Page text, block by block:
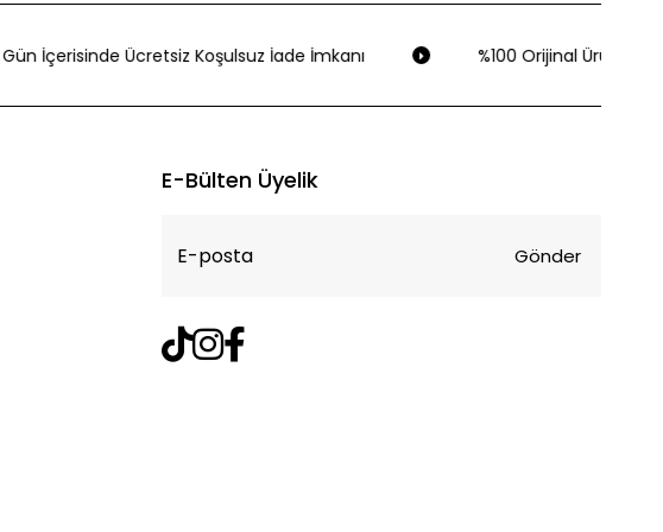
Gün İçerisinde Ücretsiz Koşulsuz İade İmkanı %100 Orijinal Ürün
E-Bülten Üyelik
Gönder